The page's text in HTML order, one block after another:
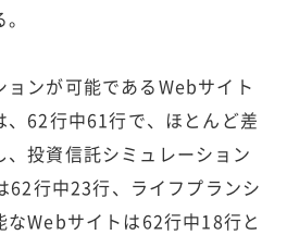
ンが可能であるWebサイト
、62行中61行で、ほとんど差
投資信託シミュレーション
62行中23行、ライフプランシ
なWebサイトは62行中18行と